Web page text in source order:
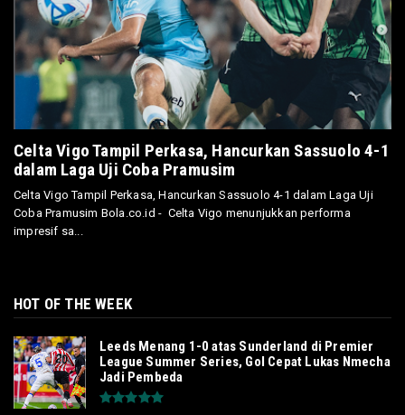
Celta Vigo Tampil Perkasa, Hancurkan Sassuolo 4-1
dalam Laga Uji Coba Pramusim
Celta Vigo Tampil Perkasa, Hancurkan Sassuolo 4-1 dalam Laga Uji
Coba Pramusim Bola.co.id - Celta Vigo menunjukkan performa
impresif sa...
HOT OF THE WEEK
Leeds Menang 1-0 atas Sunderland di Premier
League Summer Series, Gol Cepat Lukas Nmecha
Jadi Pembeda